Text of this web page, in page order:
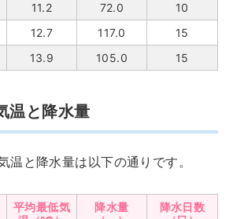
11.2 72.0
10
12.7 117.0
15
13.9 105.0 15
温と降水量
温と降水量は以下の通りです。
平均最低気
降水量
降水日数